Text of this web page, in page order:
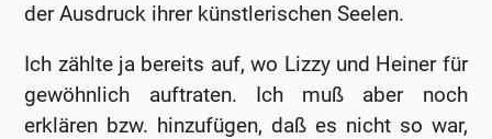
der Ausdruck ihrer künstlerischen Seelen.
Ich zählte ja bereits auf, wo Lizzy und Heiner für
gewöhnlich auftraten. Ich muß aber noch
erklären bzw. hinzufügen, daß es nicht so war,